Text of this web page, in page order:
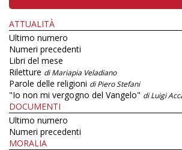
ATTUALITÀ
Ultimo numero
Numeri precedenti
Libri del mese
Riletture di Mariapia Veladiano
Parole delle religioni di Piero Stefani
"Io non mi vergogno del Vangelo" di Luigi
DOCUMENTI
Ultimo numero
Numeri precedenti
MORALIA